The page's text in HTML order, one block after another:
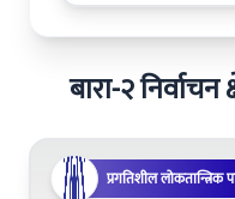
बारा-२
प्रगतिशील लोकतान्त्रिक